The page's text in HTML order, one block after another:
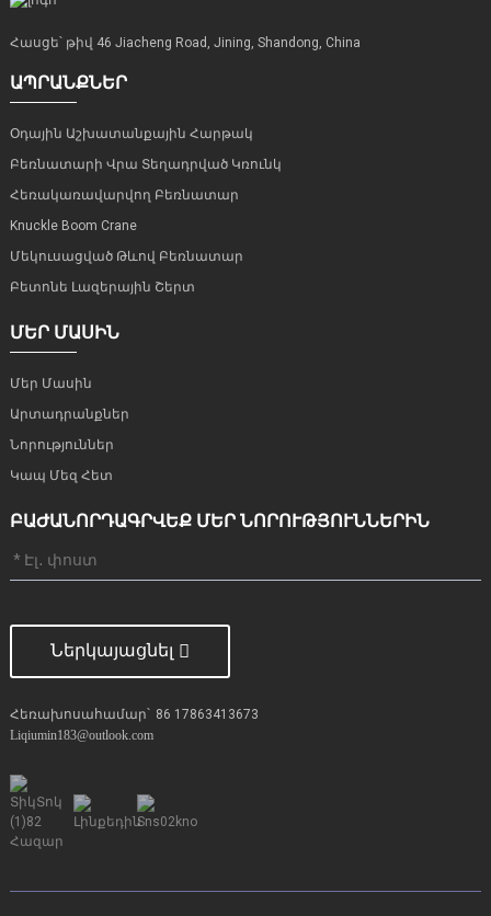
Հասցե՝ թիվ 46 Jiacheng Road, Jining, Shandong, China
ԱՊՐԱՆՔՆԵՐ
Օդային Աշխատանքային Հարթակ
Բեռնատարի Վրա Տեղադրված Կռունկ
Հեռակառավարվող Բեռնատար
Knuckle Boom Crane
Մեկուսացված Թևով Բեռնատար
Բետոնե Լազերային Շերտ
ՄԵՐ ՄԱՍԻՆ
Մեր Մասին
Արտադրանքներ
Նորություններ
Կապ Մեզ Հետ
ԲԱԺԱՆՈՐԴԱԳՐՎԵՔ ՄԵՐ ՆՈՐՈՒԹՅՈՒՆՆԵՐԻՆ
Ներկայացնել
Հեռախոսահամար՝ 86 17863413673
Liqiumin183@outlook.com